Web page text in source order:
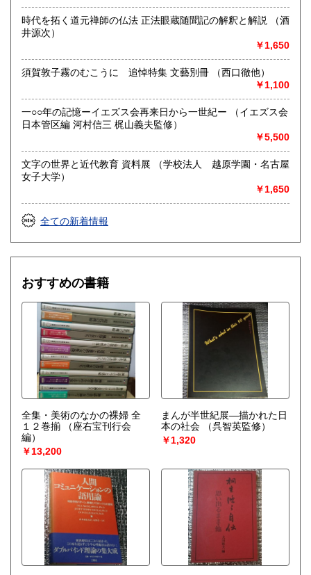
時代を拓く道元禅師の仏法 正法眼蔵随聞記の解釈と解説 （酒
井源次）
￥1,650
須賀敦子霧のむこうに 追悼特集 文藝別冊 （西口徹他）
￥1,100
一○○年の記憶ーイエズス会再来日から一世紀ー （イエズス会
日本管区編 河村信三 梶山義夫監修）
￥5,500
文字の世界と近代教育 資料展 （学校法人 越原学園・名古屋
女子大学）
￥1,650
全ての新着情報
おすすめの書籍
全集・美術のなかの裸婦 全
１２巻揃
（座右宝刊行会
編）
￥13,200
まんが半世紀展―描かれた日
本の社会
（呉智英監修）
￥1,320